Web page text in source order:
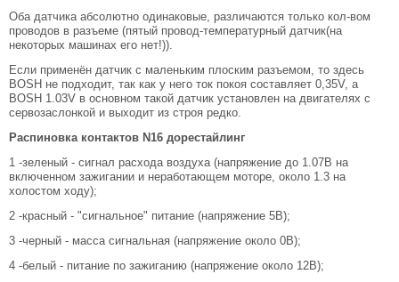
Оба датчика абсолютно одинаковые, различаются только кол-вом
проводов в разъеме (пятый провод-температурный датчик(на
некоторых машинах его нет!)).
Если применён датчик с маленьким плоским разъемом, то здесь
BOSH не подходит, так как у него ток покоя составляет 0,35V, a
BOSH 1.03V в основном такой датчик установлен на двигателях с
сервозаслонкой и выходит из строя редко.
Распиновка контактов N16 дорестайлинг
1 -зеленый - сигнал расхода воздуха (напряжение до 1.07В на
включенном зажигании и неработающем моторе, около 1.3 на
холостом ходу);
2 -красный - "сигнальное" питание (напряжение 5В);
3 -черный - масса сигнальная (напряжение около 0В);
4 -белый - питание по зажиганию (напряжение около 12В);